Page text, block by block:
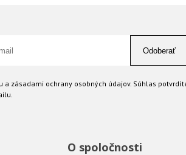
Odoberať
ochrany osobných údajov. Súhlas
O spoločnosti